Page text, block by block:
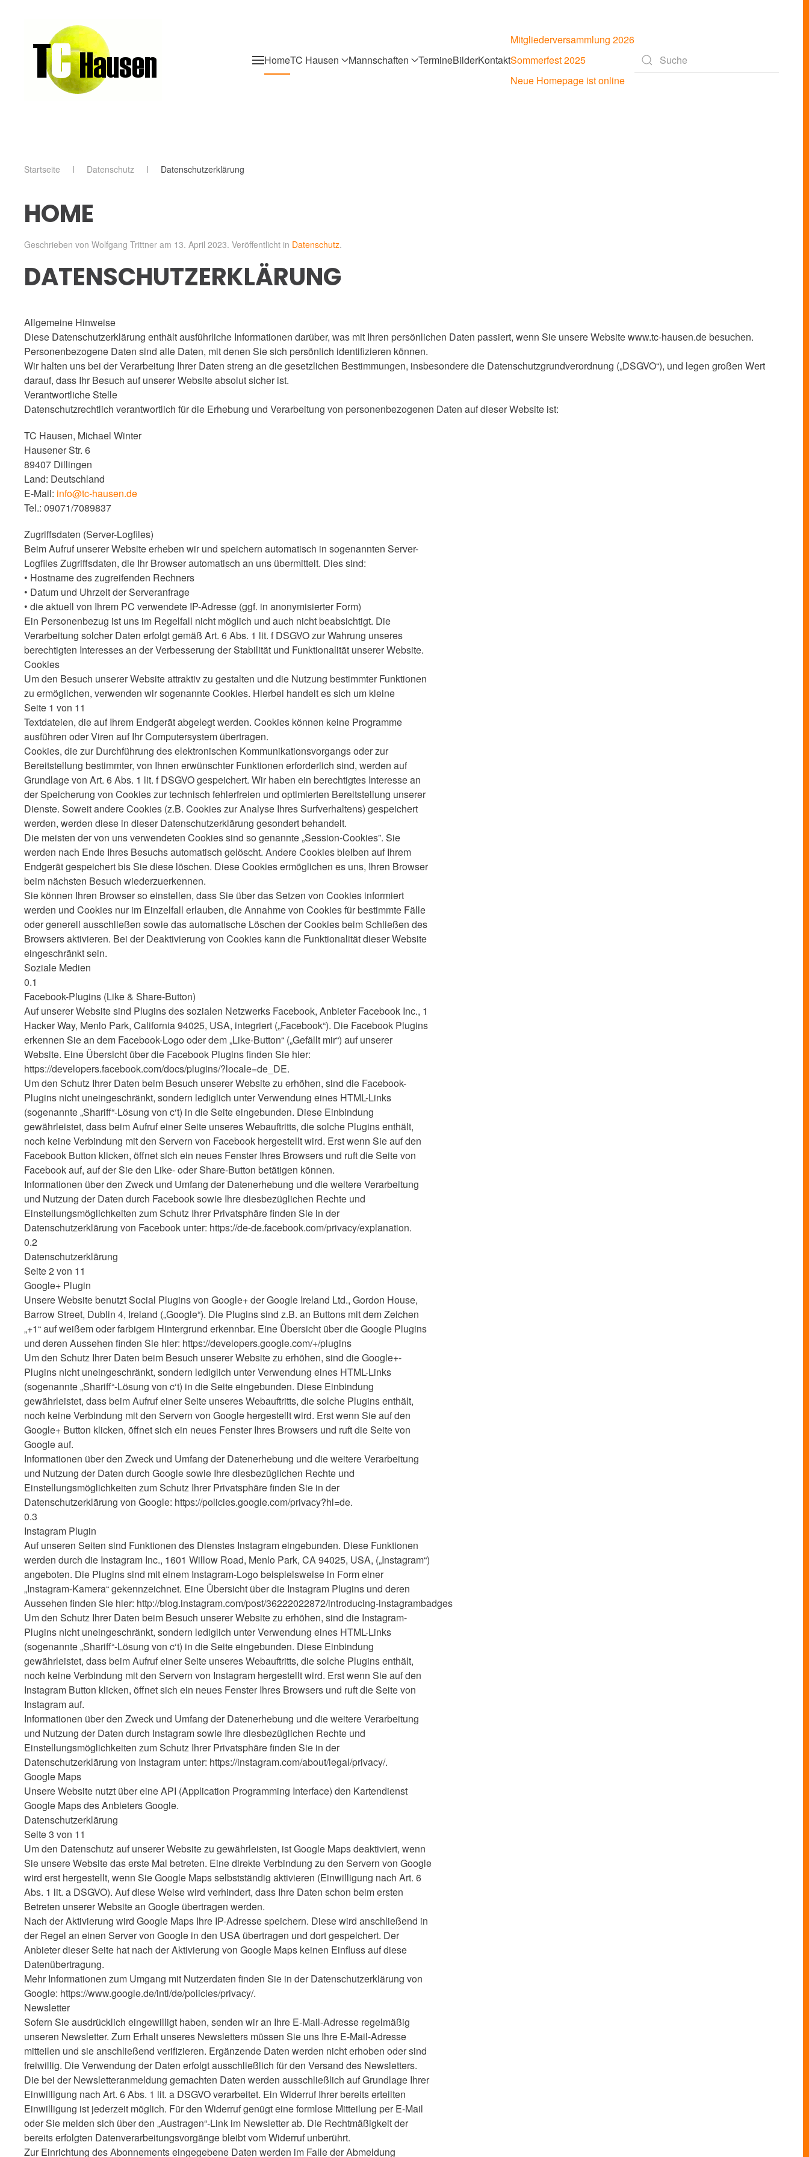
Skip to main content
HomeTC Hausen Mannschaften TermineBilderKontakt
Mitgliederversammlung 2026
Sommerfest 2025
Neue Homepage ist online
Startseite Datenschutz Datenschutzerklärung
HOME
Geschrieben von Wolfgang Trittner am 13. April 2023. Veröffentlicht in Datenschutz.
DATENSCHUTZERKLÄRUNG
Allgemeine Hinweise
Diese Datenschutzerklärung enthält ausführliche Informationen darüber, was mit Ihren persönlichen Daten passiert, wenn Sie unsere Website www.tc-hausen.de besuchen.
Personenbezogene Daten sind alle Daten, mit denen Sie sich persönlich identifizieren können.
Wir halten uns bei der Verarbeitung Ihrer Daten streng an die gesetzlichen Bestimmungen, insbesondere die Datenschutzgrundverordnung („DSGVO“), und legen großen Wert
darauf, dass Ihr Besuch auf unserer Website absolut sicher ist.
Verantwortliche Stelle
Datenschutzrechtlich verantwortlich für die Erhebung und Verarbeitung von personenbezogenen Daten auf dieser Website ist:
TC Hausen, Michael Winter
Hausener Str. 6
89407 Dillingen
Land: Deutschland
E-Mail: info@tc-hausen.de
Tel.: 09071/7089837
Zugriffsdaten (Server-Logfiles)
Beim Aufruf unserer Website erheben wir und speichern automatisch in sogenannten Server-
Logfiles Zugriffsdaten, die Ihr Browser automatisch an uns übermittelt. Dies sind:
• Hostname des zugreifenden Rechners
• Datum und Uhrzeit der Serveranfrage
• die aktuell von Ihrem PC verwendete IP-Adresse (ggf. in anonymisierter Form)
Ein Personenbezug ist uns im Regelfall nicht möglich und auch nicht beabsichtigt. Die
Verarbeitung solcher Daten erfolgt gemäß Art. 6 Abs. 1 lit. f DSGVO zur Wahrung unseres
berechtigten Interesses an der Verbesserung der Stabilität und Funktionalität unserer Website.
Cookies
Um den Besuch unserer Website attraktiv zu gestalten und die Nutzung bestimmter Funktionen
zu ermöglichen, verwenden wir sogenannte Cookies. Hierbei handelt es sich um kleine
Seite 1 von 11
Textdateien, die auf Ihrem Endgerät abgelegt werden. Cookies können keine Programme
ausführen oder Viren auf Ihr Computersystem übertragen.
Cookies, die zur Durchführung des elektronischen Kommunikationsvorgangs oder zur
Bereitstellung bestimmter, von Ihnen erwünschter Funktionen erforderlich sind, werden auf
Grundlage von Art. 6 Abs. 1 lit. f DSGVO gespeichert. Wir haben ein berechtigtes Interesse an
der Speicherung von Cookies zur technisch fehlerfreien und optimierten Bereitstellung unserer
Dienste. Soweit andere Cookies (z.B. Cookies zur Analyse Ihres Surfverhaltens) gespeichert
werden, werden diese in dieser Datenschutzerklärung gesondert behandelt.
Die meisten der von uns verwendeten Cookies sind so genannte „Session-Cookies”. Sie
werden nach Ende Ihres Besuchs automatisch gelöscht. Andere Cookies bleiben auf Ihrem
Endgerät gespeichert bis Sie diese löschen. Diese Cookies ermöglichen es uns, Ihren Browser
beim nächsten Besuch wiederzuerkennen.
Sie können Ihren Browser so einstellen, dass Sie über das Setzen von Cookies informiert
werden und Cookies nur im Einzelfall erlauben, die Annahme von Cookies für bestimmte Fälle
oder generell ausschließen sowie das automatische Löschen der Cookies beim Schließen des
Browsers aktivieren. Bei der Deaktivierung von Cookies kann die Funktionalität dieser Website
eingeschränkt sein.
Soziale Medien
0.1
Facebook-Plugins (Like & Share-Button)
Auf unserer Website sind Plugins des sozialen Netzwerks Facebook, Anbieter Facebook Inc., 1
Hacker Way, Menlo Park, California 94025, USA, integriert („Facebook“). Die Facebook Plugins
erkennen Sie an dem Facebook-Logo oder dem „Like-Button“ („Gefällt mir“) auf unserer
Website. Eine Übersicht über die Facebook Plugins finden Sie hier:
https://developers.facebook.com/docs/plugins/?locale=de_DE.
Um den Schutz Ihrer Daten beim Besuch unserer Website zu erhöhen, sind die Facebook-
Plugins nicht uneingeschränkt, sondern lediglich unter Verwendung eines HTML-Links
(sogenannte „Shariff“-Lösung von c‘t) in die Seite eingebunden. Diese Einbindung
gewährleistet, dass beim Aufruf einer Seite unseres Webauftritts, die solche Plugins enthält,
noch keine Verbindung mit den Servern von Facebook hergestellt wird. Erst wenn Sie auf den
Facebook Button klicken, öffnet sich ein neues Fenster Ihres Browsers und ruft die Seite von
Facebook auf, auf der Sie den Like- oder Share-Button betätigen können.
Informationen über den Zweck und Umfang der Datenerhebung und die weitere Verarbeitung
und Nutzung der Daten durch Facebook sowie Ihre diesbezüglichen Rechte und
Einstellungsmöglichkeiten zum Schutz Ihrer Privatsphäre finden Sie in der
Datenschutzerklärung von Facebook unter: https://de-de.facebook.com/privacy/explanation.
0.2
Datenschutzerklärung
Seite 2 von 11
Google+ Plugin
Unsere Website benutzt Social Plugins von Google+ der Google Ireland Ltd., Gordon House,
Barrow Street, Dublin 4, Ireland („Google“). Die Plugins sind z.B. an Buttons mit dem Zeichen
„+1“ auf weißem oder farbigem Hintergrund erkennbar. Eine Übersicht über die Google Plugins
und deren Aussehen finden Sie hier: https://developers.google.com/+/plugins
Um den Schutz Ihrer Daten beim Besuch unserer Website zu erhöhen, sind die Google+-
Plugins nicht uneingeschränkt, sondern lediglich unter Verwendung eines HTML-Links
(sogenannte „Shariff“-Lösung von c‘t) in die Seite eingebunden. Diese Einbindung
gewährleistet, dass beim Aufruf einer Seite unseres Webauftritts, die solche Plugins enthält,
noch keine Verbindung mit den Servern von Google hergestellt wird. Erst wenn Sie auf den
Google+ Button klicken, öffnet sich ein neues Fenster Ihres Browsers und ruft die Seite von
Google auf.
Informationen über den Zweck und Umfang der Datenerhebung und die weitere Verarbeitung
und Nutzung der Daten durch Google sowie Ihre diesbezüglichen Rechte und
Einstellungsmöglichkeiten zum Schutz Ihrer Privatsphäre finden Sie in der
Datenschutzerklärung von Google: https://policies.google.com/privacy?hl=de.
0.3
Instagram Plugin
Auf unseren Seiten sind Funktionen des Dienstes Instagram eingebunden. Diese Funktionen
werden durch die Instagram Inc., 1601 Willow Road, Menlo Park, CA 94025, USA, („Instagram“)
angeboten. Die Plugins sind mit einem Instagram-Logo beispielsweise in Form einer
„Instagram-Kamera“ gekennzeichnet. Eine Übersicht über die Instagram Plugins und deren
Aussehen finden Sie hier: http://blog.instagram.com/post/36222022872/introducing-instagrambadges
Um den Schutz Ihrer Daten beim Besuch unserer Website zu erhöhen, sind die Instagram-
Plugins nicht uneingeschränkt, sondern lediglich unter Verwendung eines HTML-Links
(sogenannte „Shariff“-Lösung von c‘t) in die Seite eingebunden. Diese Einbindung
gewährleistet, dass beim Aufruf einer Seite unseres Webauftritts, die solche Plugins enthält,
noch keine Verbindung mit den Servern von Instagram hergestellt wird. Erst wenn Sie auf den
Instagram Button klicken, öffnet sich ein neues Fenster Ihres Browsers und ruft die Seite von
Instagram auf.
Informationen über den Zweck und Umfang der Datenerhebung und die weitere Verarbeitung
und Nutzung der Daten durch Instagram sowie Ihre diesbezüglichen Rechte und
Einstellungsmöglichkeiten zum Schutz Ihrer Privatsphäre finden Sie in der
Datenschutzerklärung von Instagram unter: https://instagram.com/about/legal/privacy/.
Google Maps
Unsere Website nutzt über eine API (Application Programming Interface) den Kartendienst
Google Maps des Anbieters Google.
Datenschutzerklärung
Seite 3 von 11
Um den Datenschutz auf unserer Website zu gewährleisten, ist Google Maps deaktiviert, wenn
Sie unsere Website das erste Mal betreten. Eine direkte Verbindung zu den Servern von Google
wird erst hergestellt, wenn Sie Google Maps selbstständig aktivieren (Einwilligung nach Art. 6
Abs. 1 lit. a DSGVO). Auf diese Weise wird verhindert, dass Ihre Daten schon beim ersten
Betreten unserer Website an Google übertragen werden.
Nach der Aktivierung wird Google Maps Ihre IP-Adresse speichern. Diese wird anschließend in
der Regel an einen Server von Google in den USA übertragen und dort gespeichert. Der
Anbieter dieser Seite hat nach der Aktivierung von Google Maps keinen Einfluss auf diese
Datenübertragung.
Mehr Informationen zum Umgang mit Nutzerdaten finden Sie in der Datenschutzerklärung von
Google: https://www.google.de/intl/de/policies/privacy/.
Newsletter
Sofern Sie ausdrücklich eingewilligt haben, senden wir an Ihre E-Mail-Adresse regelmäßig
unseren Newsletter. Zum Erhalt unseres Newsletters müssen Sie uns Ihre E-Mail-Adresse
mitteilen und sie anschließend verifizieren. Ergänzende Daten werden nicht erhoben oder sind
freiwillig. Die Verwendung der Daten erfolgt ausschließlich für den Versand des Newsletters.
Die bei der Newsletteranmeldung gemachten Daten werden ausschließlich auf Grundlage Ihrer
Einwilligung nach Art. 6 Abs. 1 lit. a DSGVO verarbeitet. Ein Widerruf Ihrer bereits erteilten
Einwilligung ist jederzeit möglich. Für den Widerruf genügt eine formlose Mitteilung per E-Mail
oder Sie melden sich über den „Austragen“-Link im Newsletter ab. Die Rechtmäßigkeit der
bereits erfolgten Datenverarbeitungsvorgänge bleibt vom Widerruf unberührt.
Zur Einrichtung des Abonnements eingegebene Daten werden im Falle der Abmeldung